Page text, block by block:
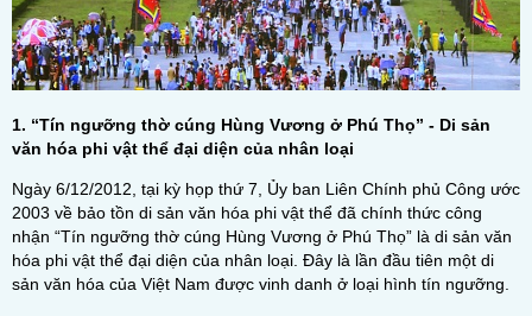
1. “Tín ngưỡng thờ cúng Hùng Vương ở Phú Thọ” - Di sản
văn hóa phi vật thể đại diện của nhân loại
Ngày 6/12/2012, tại kỳ họp thứ 7, Ủy ban Liên Chính phủ Công ước
2003 về bảo tồn di sản văn hóa phi vật thể đã chính thức công
nhận “Tín ngưỡng thờ cúng Hùng Vương ở Phú Thọ” là di sản văn
hóa phi vật thể đại diện của nhân loại. Đây là lần đầu tiên một di
sản văn hóa của Việt Nam được vinh danh ở loại hình tín ngưỡng.